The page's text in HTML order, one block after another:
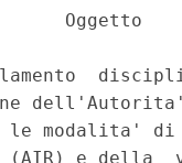
Oggetto
le modalita'
(AIR) e